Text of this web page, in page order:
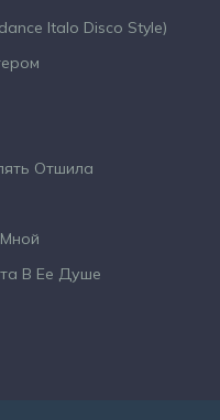
Italo Disco Style)
Отшила
В Ее Душе